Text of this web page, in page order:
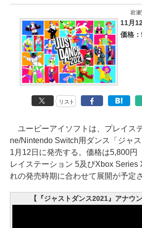
岩
11月
価格：
リスト
ユービーアイソフトは、プレイス
ne/Nintendo Switch用ダンス「ジャ
1月12日に発売する。価格は5,800円
レイステーション 5及びXbox Series
れの発売時期に合わせて展開が予定
【『ジャストダンス2021』アナウ